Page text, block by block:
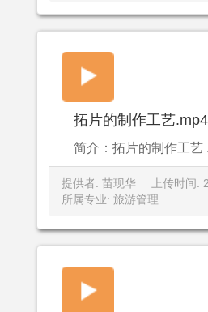
拓片的制作工艺.mp4
简介：拓片的制作工艺
提供者: 苗现华
上传时间:
所属专业: 旅游管理